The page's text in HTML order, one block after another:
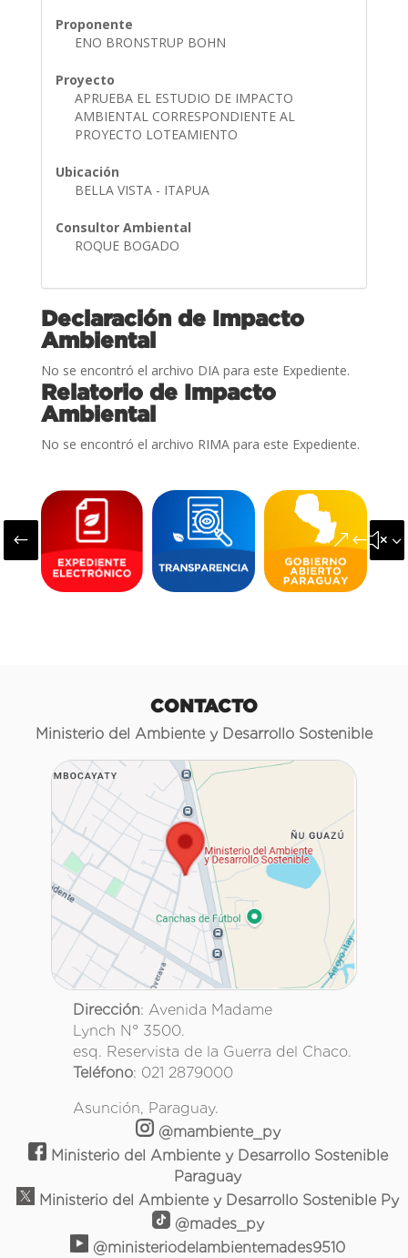
Proponente
ENO BRONSTRUP BOHN
Proyecto
APRUEBA EL ESTUDIO DE IMPACTO
AMBIENTAL CORRESPONDIENTE AL
PROYECTO LOTEAMIENTO
Ubicación
BELLA VISTA - ITAPUA
Consultor Ambiental
ROQUE BOGADO
Declaración de Impacto
Ambiental
No se encontró el archivo DIA para este Expediente.
Relatorio de Impacto
Ambiental
No se encontró el archivo RIMA para este Expediente.
#
CONTACTO
Ministerio del Ambiente y Desarrollo Sostenible
Dirección: Avenida Madame
Lynch N° 3500.
esq. Reservista de la Guerra del Chaco.
Teléfono: 021 2879000
Asunción, Paraguay.
@mambiente_py
Ministerio del Ambiente y Desarrollo Sostenible
Paraguay
Ministerio del Ambiente y Desarrollo Sostenible Py
@mades_py
@ministeriodelambientemades9510